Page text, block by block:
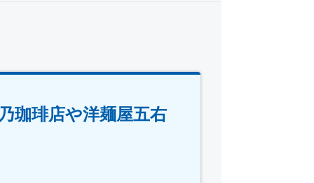
珈琲店や洋麺屋五右